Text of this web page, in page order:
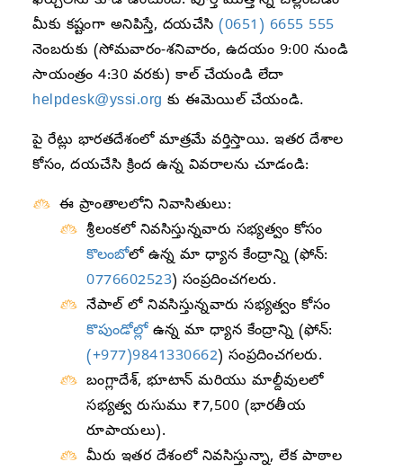
మీకు కష్టంగా అనిపిస్తే, దయచేసి (0651) 6655 555
నెంబరుకు (సోమవారం-శనివారం, ఉదయం 9:00 నుండి
సాయంత్రం 4:30 వరకు) కాల్ చేయండి లేదా
helpdesk@yssi.org కు ఈమెయిల్ చేయండి.
పై రేట్లు భారతదేశంలో మాత్రమే వర్తిస్తాయి. ఇతర దేశాల
కోసం, దయచేసి క్రింద ఉన్న వివరాలను చూడండి:
ఈ ప్రాంతాలలోని నివాసితులు:
శ్రీలంకలో నివసిస్తున్నవారు సభ్యత్వం కోసం
కొలంబోలో ఉన్న మా ధ్యాన కేంద్రాన్ని (ఫోన్:
0776602523) సంప్రదించగలరు.
నేపాల్ లో నివసిస్తున్నవారు సభ్యత్వం కోసం
కొపుండోల్లో ఉన్న మా ధ్యాన కేంద్రాన్ని (ఫోన్:
(+977)9841330662) సంప్రదించగలరు.
బంగ్లాదేశ్, భూటాన్ మరియు మాల్దీవులలో
సభ్యత్వ రుసుము ₹7,500 (భారతీయ
రూపాయలు).
మీరు ఇతర దేశంలో నివసిస్తున్నా, లేక పాఠాల